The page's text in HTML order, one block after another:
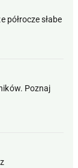
półrocze słabe
Poznaj